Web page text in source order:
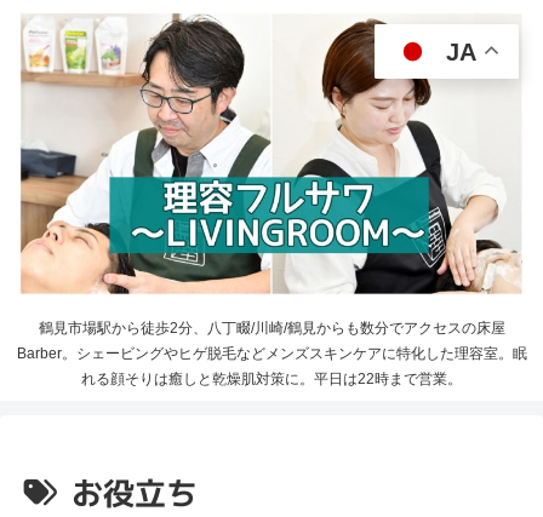
鶴見市場駅から徒歩2分、八丁畷/川崎/鶴見からも数分でアクセスの床屋
Barber。シェービングやヒゲ脱毛などメンズスキンケアに特化した理容室。眠
れる顔そりは癒しと乾燥肌対策に。平日は22時まで営業。
お役立ち
JA